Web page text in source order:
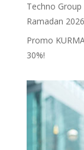
Techno
Ramadan 2026
Promo
30%!